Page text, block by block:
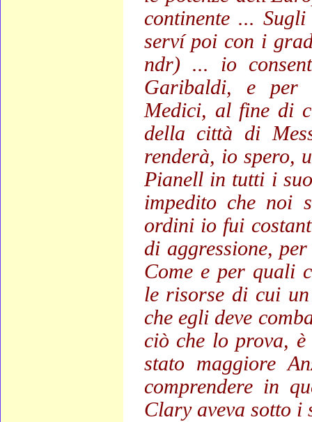
continente ...
serví poi con i
ndr) ... io
Garibaldi, e per
Medici, al fine di
della città di
renderà, io spero,
Pianell in tutti i
impedito che noi
ordini io fui
di aggressione,
Come e per quali
le risorse di cui
che egli deve
ciò che lo prova,
stato maggiore
comprendere in
Clary aveva sotto